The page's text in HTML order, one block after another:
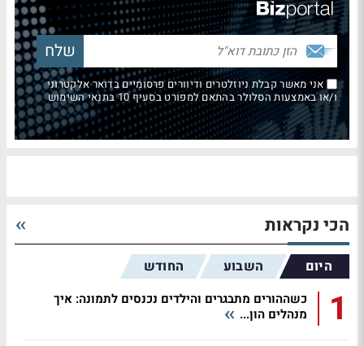
אני מאשר קבלת ניוזלטרים ודיוורים פרסומיים בדואר אלקטרוני
ו/או באמצעות הסלולר בהתאם למפורט בסעיף 10 בתנאי השימוש
הכי נקראות
היום השבוע החודש
1
כשההורים מתבגרים והילדים נכנסים לתמונה: איך
מנהלים הון...